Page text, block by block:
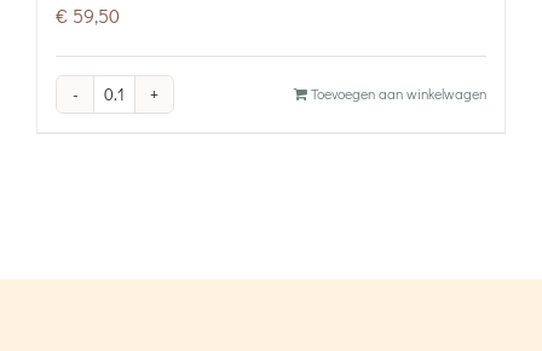
€ 59,50
Serranoham
Toevoegen aan winkelwagen